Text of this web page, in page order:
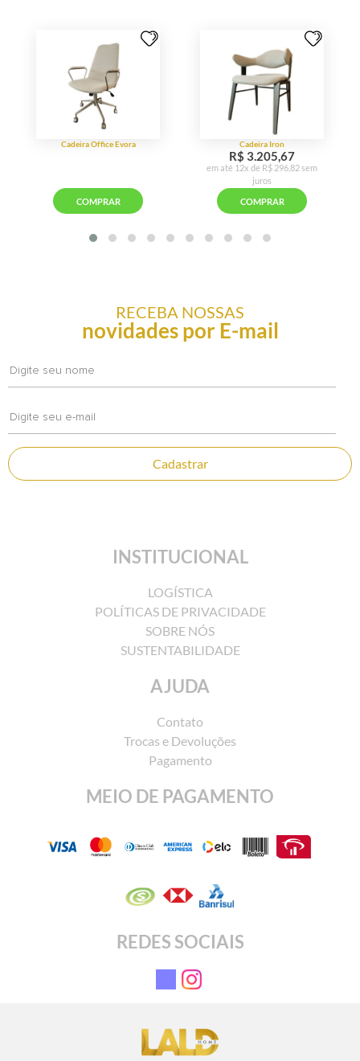
RECEBA NOSSAS
novidades por E-mail
Cadastrar
INSTITUCIONAL
LOGÍSTICA
POLÍTICAS DE PRIVACIDADE
SOBRE NÓS
SUSTENTABILIDADE
AJUDA
Contato
Trocas e Devoluções
Pagamento
MEIO DE PAGAMENTO
REDES SOCIAIS